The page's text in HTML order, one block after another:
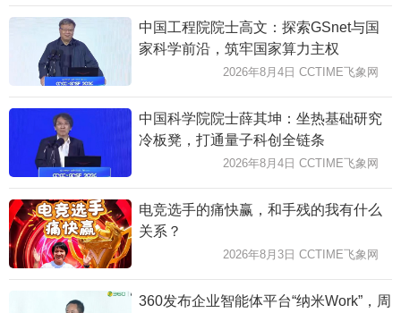
中国工程院院士高文：探索GSnet与国
家科学前沿，筑牢国家算力主权
2026年8月4日 CCTIME飞象网
中国科学院院士薛其坤：坐热基础研究
冷板凳，打通量子科创全链条
2026年8月4日 CCTIME飞象网
电竞选手的痛快赢，和手残的我有什么
关系？
2026年8月3日 CCTIME飞象网
360发布企业智能体平台“纳米Work”，周